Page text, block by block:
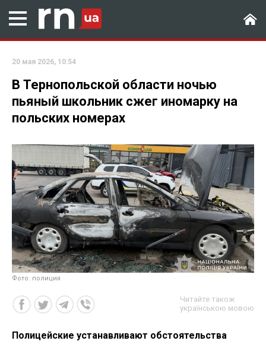
20 мая 2026, 10:54
В Тернопольской области ночью
пьяный школьник сжег иномарку на
польских номерах
Фото: полиция
Читайте також
українською мовою
Полицейские устанавливают обстоятельства